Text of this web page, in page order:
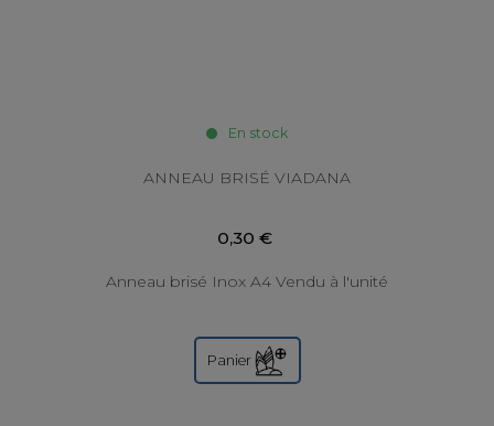
En stock
ANNEAU BRISÉ VIADANA
0,30 €
Anneau brisé Inox A4 Vendu à l'unité
Panier